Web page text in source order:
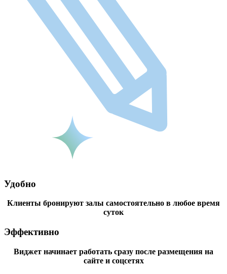
Удобно
Клиенты бронируют залы самостоятельно в любое время
суток
Эффективно
Виджет начинает работать сразу после размещения на
сайте и соцсетях